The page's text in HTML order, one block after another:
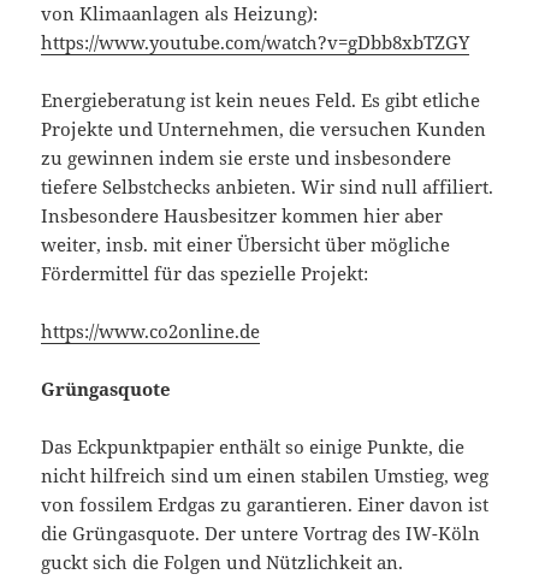
von Klimaanlagen als Heizung):
https://www.youtube.com/watch?v=gDbb8xbTZGY
Energieberatung ist kein neues Feld. Es gibt etliche
Projekte und Unternehmen, die versuchen Kunden
zu gewinnen indem sie erste und insbesondere
tiefere Selbstchecks anbieten. Wir sind null affiliert.
Insbesondere Hausbesitzer kommen hier aber
weiter, insb. mit einer Übersicht über mögliche
Fördermittel für das spezielle Projekt:
https://www.co2online.de
Grüngasquote
Das Eckpunktpapier enthält so einige Punkte, die
nicht hilfreich sind um einen stabilen Umstieg, weg
von fossilem Erdgas zu garantieren. Einer davon ist
die Grüngasquote. Der untere Vortrag des IW-Köln
guckt sich die Folgen und Nützlichkeit an.